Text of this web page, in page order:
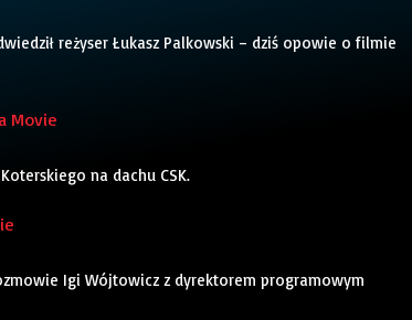
reżyser Łukasz Palkowski – dziś opowie o filmie
Movie
na dachu CSK.
Igi Wójtowicz z dyrektorem programowym